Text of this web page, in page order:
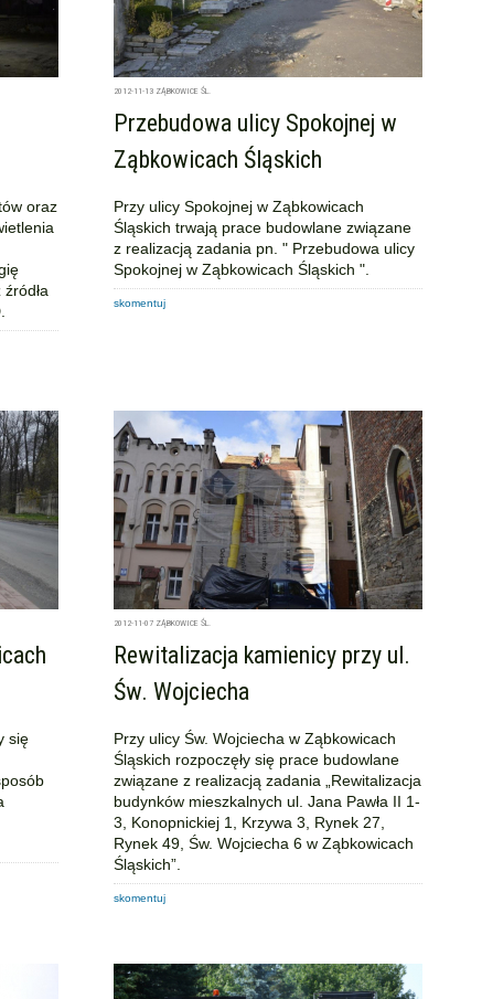
oraz
2012-11-13 ZĄBKOWICE ŚL.
Przebudowa ulicy Spokojnej w
Ząbkowicach Śląskich
Przy ulicy Spokojnej w Ząbkowicach
Śląskich trwają prace budowlane związane
z realizacją zadania pn. " Przebudowa ulicy
Spokojnej w Ząbkowicach Śląskich ".
skomentuj
się
2012-11-07 ZĄBKOWICE ŚL.
Rewitalizacja kamienicy przy ul.
Św. Wojciecha
Przy ulicy Św. Wojciecha w Ząbkowicach
Śląskich rozpoczęły się prace budowlane
związane z realizacją zadania „Rewitalizacja
budynków mieszkalnych ul. Jana Pawła II 1-
3, Konopnickiej 1, Krzywa 3, Rynek 27,
Rynek 49, Św. Wojciecha 6 w Ząbkowicach
Śląskich”.
skomentuj